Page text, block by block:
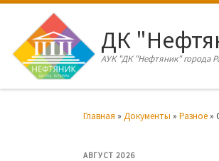
Перейти к содержимому
ДК
АУК "ДК "Нефтяник" города
Главная » Документы » Разное »
АВГУСТ 2026